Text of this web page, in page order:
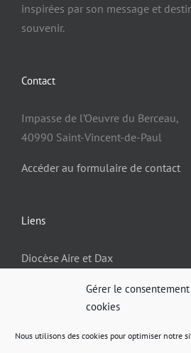
Gérer le
cookies
Nous utilisons des cookies pour optimiser notre
inspirées par son message et
souvenir.
Contact
Impasse de l’Oeuvre du Berceau,
40990 Saint-Vincent-de-Paul
Accéder au formulaire de contact
Liens
Diocèse Aire et Dax